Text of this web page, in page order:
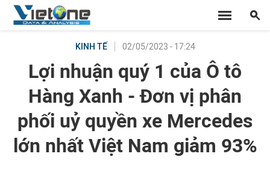
KINH TẾ 02/05/2023 - 17:24
Lợi nhuận quý 1 của Ô tô
Hàng Xanh - Đơn vị phân
phối uỷ quyền xe Mercedes
lớn nhất Việt Nam giảm 93%